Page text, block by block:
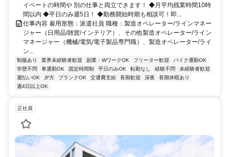
イベートの時間や 別の仕事と両立できます！ ◆月平均残業時間10時
間以内 ◆平日のみ週5日！ ◆勤務開始時期も相談可！即...
仕事内容 雇用形態：派遣社員 職種：製造オペレーター/ラインマネー
ジャー（日用品/雑貨/インテリア）、その他製造オペレーター/ライン
マネージャー（機械/電気/電子製品専門職）、製造オペレーター/ライ
ン...
制服あり 業界未経験者歓迎 副業・WワークOK フリーター歓迎
バイク通勤OK
学歴不問
車通勤OK 固定時間制 平日のみOK 転勤なし 経験不問
未経験者歓迎
週払いOK
夕方 ブランクOK 交通費支給 長期歓迎 深夜
長期休暇あり
週4日以上OK
正社員